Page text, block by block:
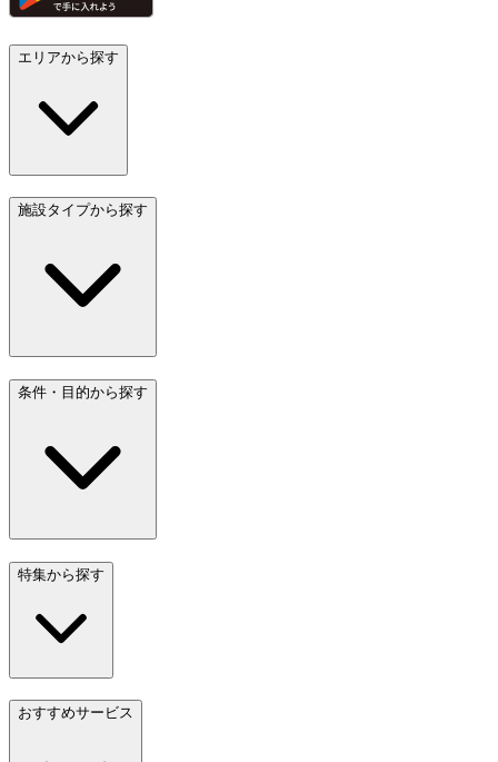
エリアから探す
施設タイプから探す
条件・目的から探す
特集から探す
おすすめサービス